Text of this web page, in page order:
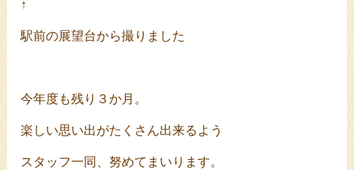
↑
駅前の展望台から撮りました
今年度も残り３か月。
楽しい思い出がたくさん出来るよう
スタッフ一同、努めてまいります。